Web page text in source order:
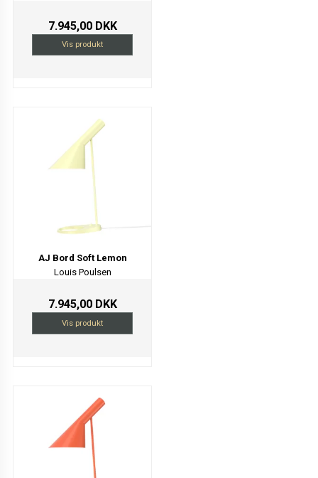
7.945,00 DKK
Vis produkt
AJ Bord Soft Lemon
Louis Poulsen
7.945,00 DKK
Vis produkt